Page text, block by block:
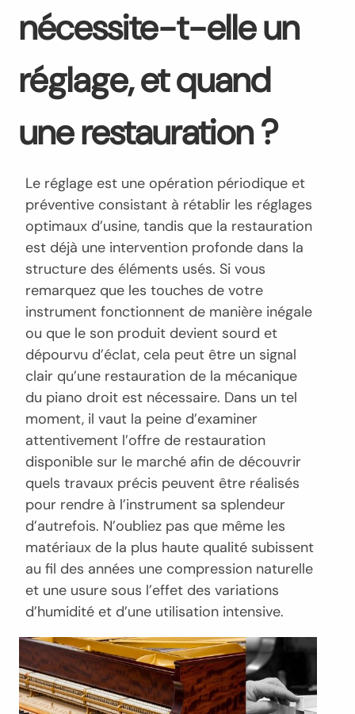
nécessite-t-elle un
réglage, et quand
une restauration ?
Le réglage est une opération périodique et
préventive consistant à rétablir les réglages
optimaux d’usine, tandis que la restauration
est déjà une intervention profonde dans la
structure des éléments usés. Si vous
remarquez que les touches de votre
instrument fonctionnent de manière inégale
ou que le son produit devient sourd et
dépourvu d’éclat, cela peut être un signal
clair qu’une restauration de la mécanique
du piano droit est nécessaire. Dans un tel
moment, il vaut la peine d’examiner
attentivement l’offre de restauration
disponible sur le marché afin de découvrir
quels travaux précis peuvent être réalisés
pour rendre à l’instrument sa splendeur
d’autrefois. N’oubliez pas que même les
matériaux de la plus haute qualité subissent
au fil des années une compression naturelle
et une usure sous l’effet des variations
d’humidité et d’une utilisation intensive.